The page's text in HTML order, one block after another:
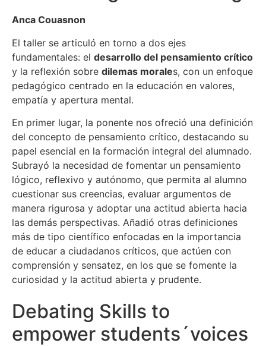
Anca Couasnon
El taller se articuló en torno a dos ejes
fundamentales: el desarrollo del pensamiento crítico
y la reflexión sobre dilemas morales, con un enfoque
pedagógico centrado en la educación en valores,
empatía y apertura mental.
En primer lugar, la ponente nos ofreció una definición
del concepto de pensamiento crítico, destacando su
papel esencial en la formación integral del alumnado.
Subrayó la necesidad de fomentar un pensamiento
lógico, reflexivo y autónomo, que permita al alumno
cuestionar sus creencias, evaluar argumentos de
manera rigurosa y adoptar una actitud abierta hacia
las demás perspectivas. Añadió otras definiciones
más de tipo científico enfocadas en la importancia
de educar a ciudadanos críticos, que actúen con
comprensión y sensatez, en los que se fomente la
curiosidad y la actitud abierta y prudente.
Debating Skills to
empower students´voices